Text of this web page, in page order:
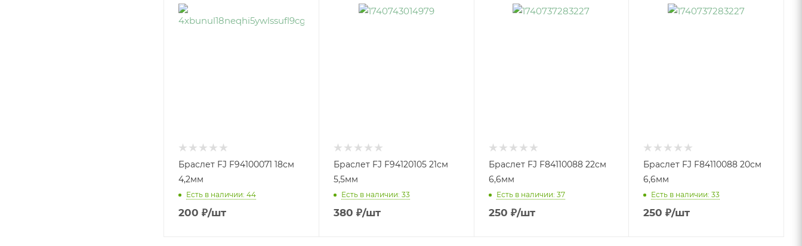
Браслет FJ F94100071 18см
4,2мм
Есть в наличии: 44
200 ₽/шт
Браслет FJ F94120105 21см
5,5мм
Есть в наличии: 33
380 ₽/шт
Браслет FJ F84110088 22см
6,6мм
Есть в наличии: 37
250 ₽/шт
Браслет FJ F84110088 20см
6,6мм
Есть в наличии: 33
250 ₽/шт